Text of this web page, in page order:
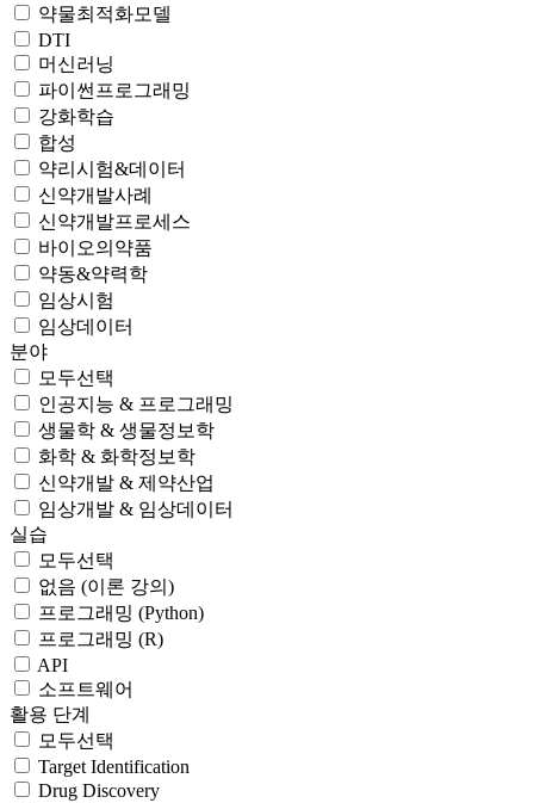
약물최적화모델
DTI
머신러닝
파이썬프로그래밍
강화학습
합성
약리시험&데이터
신약개발사례
신약개발프로세스
바이오의약품
약동&약력학
임상시험
임상데이터
분야
모두선택
인공지능 & 프로그래밍
생물학 & 생물정보학
화학 & 화학정보학
신약개발 & 제약산업
임상개발 & 임상데이터
실습
모두선택
없음 (이론 강의)
프로그래밍 (Python)
프로그래밍 (R)
API
소프트웨어
활용 단계
모두선택
Target Identification
Drug Discovery